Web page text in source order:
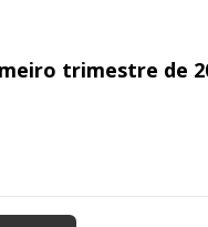
trimestre de